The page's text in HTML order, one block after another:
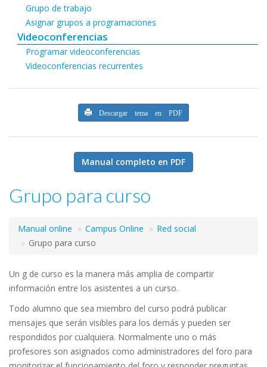
Grupo de trabajo
Asignar grupos a programaciones
Videoconferencias
Programar videoconferencias
Videoconferencias recurrentes
Descargar tema en PDF
Manual completo en PDF
Grupo para curso
Manual online Campus Online
Red social
Grupo para curso
Un g de curso es la manera más amplia de compartir
información entre los asistentes a un curso.
Todo alumno que sea miembro del curso podrá publicar
mensajes que serán visibles para los demás y pueden ser
respondidos por cualquiera. Normalmente uno o más
profesores son asignados como administradores del foro para